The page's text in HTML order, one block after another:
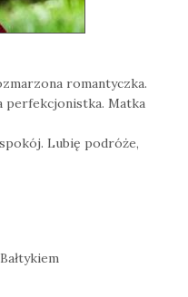
romantyczka.
perfekcjonistka. Matka
Lubię podróże,